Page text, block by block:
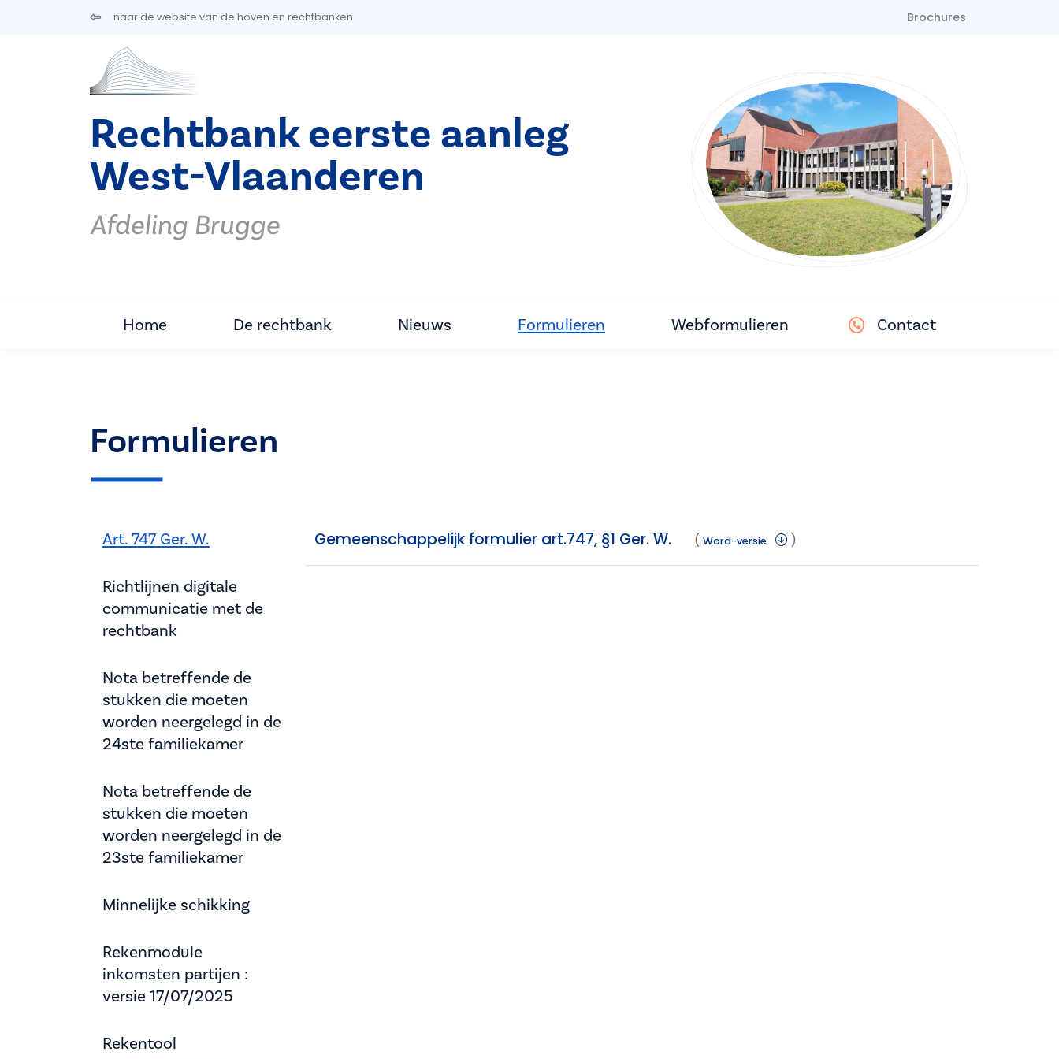
Overslaan en naar de inhoud gaannaar de website van de hoven en rechtbanken Brochures
Rechtbank eerste aanleg
West-Vlaanderen
Afdeling Brugge
Home De rechtbank Nieuws Formulieren Webformulieren Contact
Formulieren
Art. 747 Ger. W.
Richtlijnen digitale
communicatie met de
rechtbank
Nota betreffende de
stukken die moeten
worden neergelegd in de
24ste familiekamer
Nota betreffende de
stukken die moeten
worden neergelegd in de
23ste familiekamer
Minnelijke schikking
Rekenmodule
inkomsten partijen :
versie 17/07/2025
Rekentool
Gemeenschappelijk formulier art.747, §1 Ger. W. ( Word-versie )